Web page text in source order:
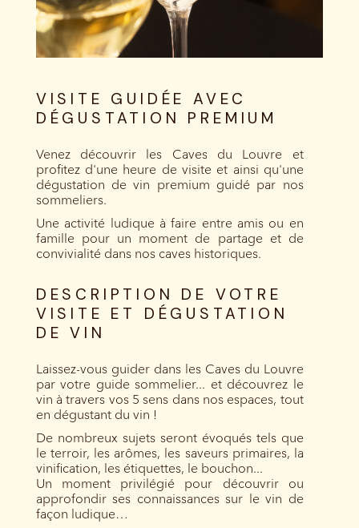
VISITE GUIDÉE AVEC
DÉGUSTATION PREMIUM
Venez découvrir les Caves du Louvre et
profitez d'une heure de visite et ainsi qu'une
dégustation de vin premium guidé par nos
sommeliers.
Une activité ludique à faire entre amis ou en
famille pour un moment de partage et de
convivialité dans nos caves historiques.
DESCRIPTION DE VOTRE
VISITE ET DÉGUSTATION
DE VIN
Laissez-vous guider dans les Caves du Louvre
par votre guide sommelier... et découvrez le
vin à travers vos 5 sens dans nos espaces, tout
en dégustant du vin !
De nombreux sujets seront évoqués tels que
le terroir, les arômes, les saveurs primaires, la
vinification, les étiquettes, le bouchon...
Un moment privilégié pour découvrir ou
approfondir ses connaissances sur le vin de
façon ludique…